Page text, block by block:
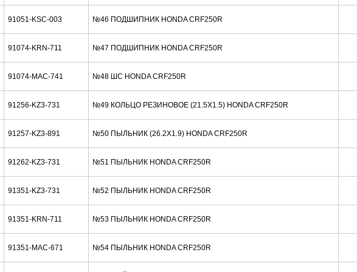
91051-KSC-003 №46 ПОДШИПНИК HONDA CRF250R
91074-KRN-711 №47 ПОДШИПНИК HONDA CRF250R
91074-MAC-741 №48 ШС HONDA CRF250R
91256-KZ3-731 №49 КОЛЬЦО РЕЗИНОВОЕ (21.5X1.5) HONDA CRF250R
91257-KZ3-891 №50 ПЫЛЬНИК (26.2X1.9) HONDA CRF250R
91262-KZ3-731 №51 ПЫЛЬНИК HONDA CRF250R
91351-KZ3-731 №52 ПЫЛЬНИК HONDA CRF250R
91351-KRN-711 №53 ПЫЛЬНИК HONDA CRF250R
91351-MAC-671 №54 ПЫЛЬНИК HONDA CRF250R